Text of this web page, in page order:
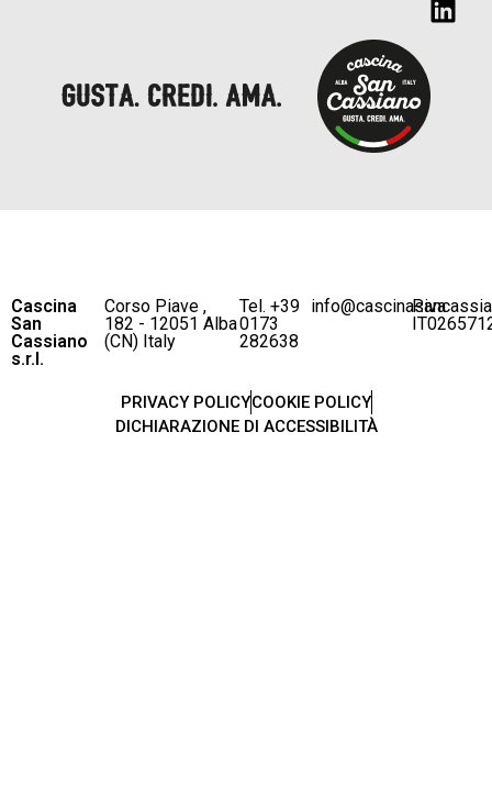
Cascina
San
Cassiano
s.r.l.
Corso Piave ,
182 - 12051 Alba
(CN) Italy
Tel. +39
0173
282638
P.iva
PRIVACY POLICYCOOKIE POLICY
DICHIARAZIONE DI ACCESSIBILITÀ